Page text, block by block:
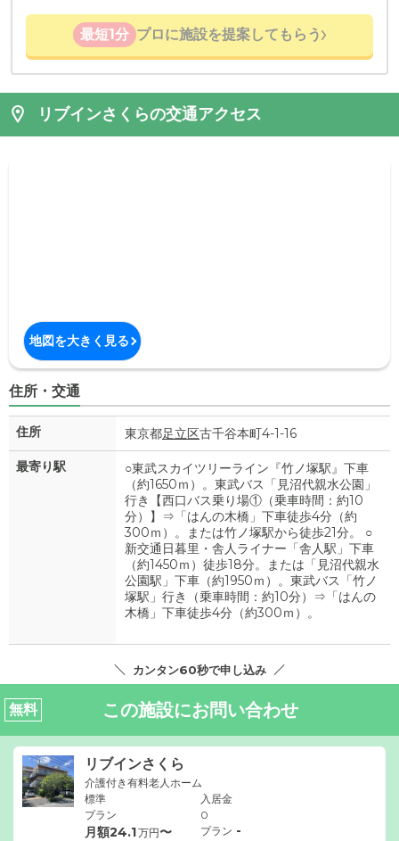
最短1分 プロに施設を提案してもらう
リブインさくらの交通アクセス
地図を大きく見る
住所・交通
住所 東京都足立区古千谷本町4-1-16
最寄り駅
○東武スカイツリーライン『竹ノ塚駅』下車
（約1650ｍ）。東武バス「見沼代親水公園」
行き【西口バス乗り場①（乗車時間：約10
分）】⇒「はんの木橋」下車徒歩4分（約
300ｍ）。または竹ノ塚駅から徒歩21分。 ○
新交通日暮里・舎人ライナー「舎人駅」下車
（約1450ｍ）徒歩18分。または「見沼代親水
公園駅」下車（約1950ｍ）。東武バス「竹ノ
塚駅」行き（乗車時間：約10分）⇒「はんの
木橋」下車徒歩4分（約300ｍ）。
カンタン60秒で申し込み
無料 この施設にお問い合わせ
リブインさくら
介護付き有料老人ホーム
標準
プラン
月額24.1万円〜
入居金
0
プラン -